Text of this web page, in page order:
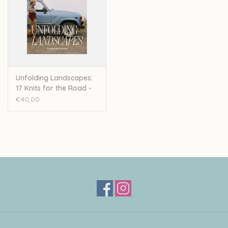
Unfolding Landscapes:
17 Knits for the Road -
Ronja Hakalehto
€40,00